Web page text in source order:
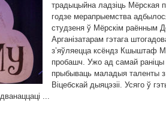
традыцыйна ладзіць Мёрская
годзе мерапрыемства
студзеня ў Мёрскім раённым
Арганізатарам гэтага
з’яўляецца ксёндз Кшыштаф
пробашч. Ужо ад самай
прыбываць маладыя таленты з
Віцебскай дыяцэзіі. Усяго ў
...